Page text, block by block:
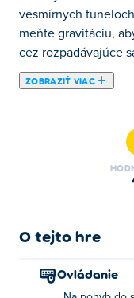
vesmírnych
meňte gravitáciu,
cez rozpadávajúce
ZOBRAZIŤ VIAC
cez prísne stráženú
mimozemšťana cez
okolo stien a
O tejto hre
Ovládanie